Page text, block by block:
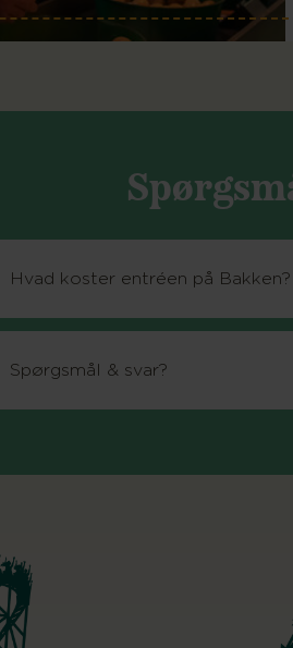
Hvad koster entréen på Bakken?
Spørgsmål & svar?